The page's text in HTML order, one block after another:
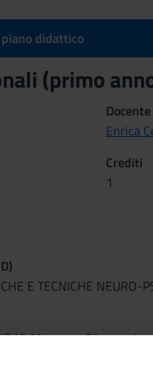
didattico
(primo
Docente
Enrica
Crediti
1
E TECNICHE NEURO-
VI 1^ anno - 2^semestre